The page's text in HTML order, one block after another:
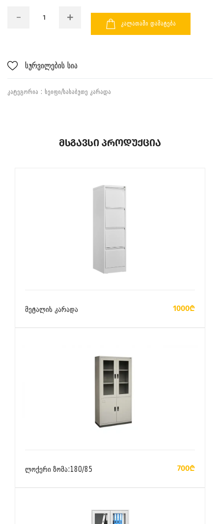
ᲙᲐᲚᲐᲗᲐᲨᲘ ᲓᲐᲛᲐᲢᲔᲑᲐ
სურვილების სია
ᲙᲐᲢᲔᲒᲝᲠᲘᲐ : ᲡᲔᲘᲤᲘ/ᲡᲐᲡᲐᲑᲣᲗᲔ ᲙᲐᲠᲐᲓᲐ
Მსგავსი Პროდუქცია
მეტალის კარადა 1000₾
ლოქერი ზომა:180/85 700₾